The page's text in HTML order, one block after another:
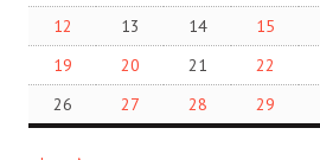
12
13 14 15
19
20 21 22
26
27 28 29